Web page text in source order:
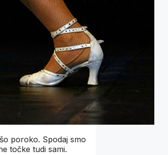
poroko. Spodaj smo
točke tudi sami.